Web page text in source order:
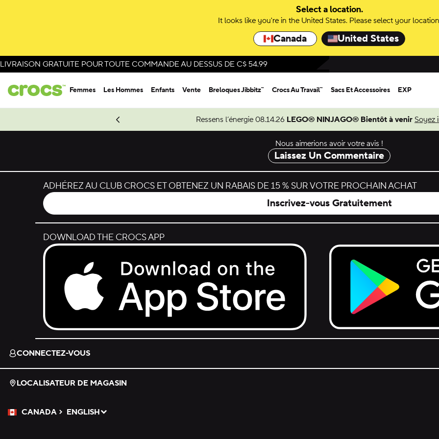
Select a location.
It looks like you're in the United States. Please select your
Canada United States
LIVRAISON GRATUITE POUR TOUTE COMMANDE AU DESSUS DE C$ 54.99
Femmes Les Hommes Enfants Vente Breloques Jibbitz™ Crocs Au Travail™ Sacs Et Accessoires EXP
Ressens l’énergie 08.14.26 LEGO® NINJAGO® Bientôt à venir Soyez
Magasinez Spider-Man
Nous aimerions avoir votre avis !
Laissez Un Commentaire
ADHÉREZ AU CLUB CROCS ET OBTENEZ UN RABAIS DE 15 % SUR VOTRE PROCHAIN ACHAT
Inscrivez-vous Gratuitement
DOWNLOAD THE CROCS APP
Download on the App Store.
Get it on Google Play.
CONNECTEZ-VOUS
LOCALISATEUR DE MAGASIN
CANADA
Veuillez sélectionner une langue
ENGLISH
Sélectionné